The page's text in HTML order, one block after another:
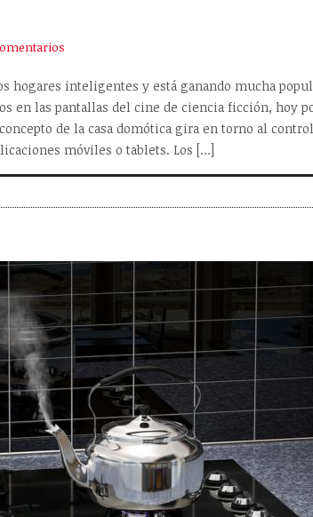
hogares inteligentes y está ganando mucha
en las pantallas del cine de ciencia ficción, hoy
de la casa domótica gira en torno al
móviles o tablets. Los […]